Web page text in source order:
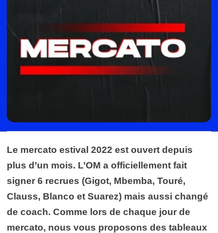
Le mercato estival 2022 est ouvert depuis
plus d’un mois. L’OM a officiellement fait
signer 6 recrues (Gigot, Mbemba, Touré,
Clauss, Blanco et Suarez) mais aussi changé
de coach. Comme lors de chaque jour de
mercato, nous vous proposons des tableaux